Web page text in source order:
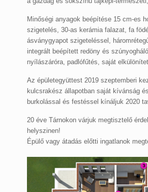
Minőségi anyagok beépítése 15 cm-es
szigetelés, 30-as kerámia falazat, fa
ásványgyapot szigeteléssel,
integrált beépített redöny és
nyílászáróra, padlófűtés, saját
Az épületegyüttest 2019 szeptemberi
kulcsrakész állapotban saját kívánság
burkolással és festéssel kínáljuk 2020
20 éve Tárnokon várjuk megtisztelő
helyszinen!
Épülő vagy átadás előtti ingatlanok